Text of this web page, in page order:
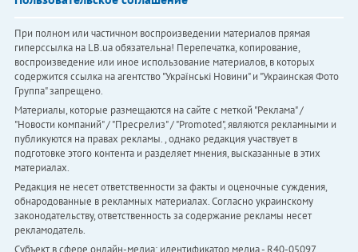
При полном или частичном воспроизведении материалов прямая
гиперссылка на LB.ua обязательна! Перепечатка, копирование,
воспроизведение или иное использование материалов, в которых
содержится ссылка на агентство "Українськi Новини" и "Украинская Фото
Группа" запрещено.
Материалы, которые размещаются на сайте с меткой "Реклама" /
"Новости компаний" / "Пресрелиз" / "Promoted", являются рекламными и
публикуются на правах рекламы. , однако редакция участвует в
подготовке этого контента и разделяет мнения, высказанные в этих
материалах.
Редакция не несет ответственности за факты и оценочные суждения,
обнародованные в рекламных материалах. Согласно украинскому
законодательству, ответственность за содержание рекламы несет
рекламодатель.